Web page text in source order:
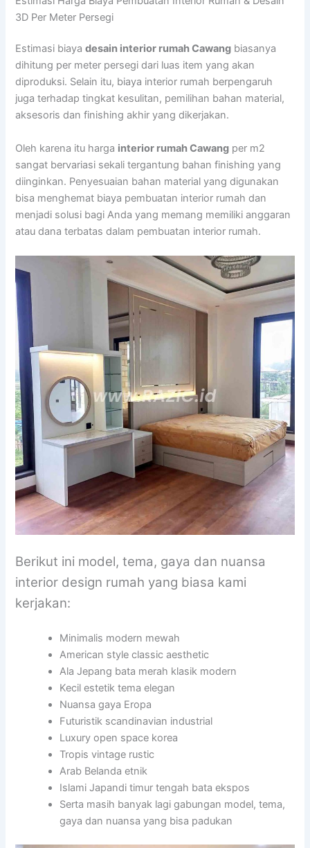
3D Per Meter Persegi
Estimasi biayadesain interior rumah Cawang biasanya
dihitung per meter persegi dari luas item yang akan
diproduksi. Selain itu, biaya interior rumah berpengaruh
juga terhadap tingkat kesulitan, pemilihan bahan material,
aksesoris dan finishing akhir yang dikerjakan.
Oleh karena itu harga interior rumah Cawang per m2
sangat bervariasi sekali tergantung bahan finishing yang
diinginkan. Penyesuaian bahan material yang digunakan
bisa menghemat biaya pembuatan interior rumah dan
menjadi solusi bagi Anda yang memang memiliki anggaran
atau dana terbatas dalam pembuatan interior rumah.
Berikut ini model, tema, gaya dan nuansa
interior design rumah yang biasa kami
kerjakan:
Minimalis modern mewah
American style classic aesthetic
Ala Jepang bata merah klasik modern
Kecil estetik tema elegan
Nuansa gaya Eropa
Futuristik scandinavian industrial
Luxury open space korea
Tropis vintage rustic
Arab Belanda etnik
Islami Japandi timur tengah bata ekspos
Serta masih banyak lagi gabungan model, tema,
gaya dan nuansa yang bisa padukan